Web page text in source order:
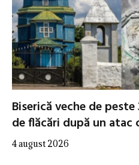
Biserică veche de
de flăcări după un atac
4 august 2026